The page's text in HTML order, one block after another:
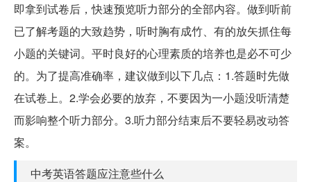
即拿到试卷后，快速预览听力部分的全部内容。做到听前
已了解考题的大致趋势，听时胸有成竹、有的放矢抓住每
小题的关键词。平时良好的心理素质的培养也是必不可少
的。为了提高准确率，建议做到以下几点：1.答题时先做
在试卷上。2.学会必要的放弃，不要因为一小题没听清楚
而影响整个听力部分。3.听力部分结束后不要轻易改动答
案。
中考英语答题应注意些什么